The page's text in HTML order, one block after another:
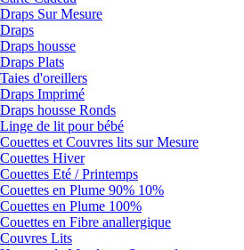
Draps Sur Mesure
Draps
Draps housse
Draps Plats
Taies d'oreillers
Draps Imprimé
Draps housse Ronds
Linge de lit pour bébé
Couettes et Couvres lits sur Mesure
Couettes Hiver
Couettes Eté / Printemps
Couettes en Plume 90% 10%
Couettes en Plume 100%
Couettes en Fibre anallergique
Couvres Lits